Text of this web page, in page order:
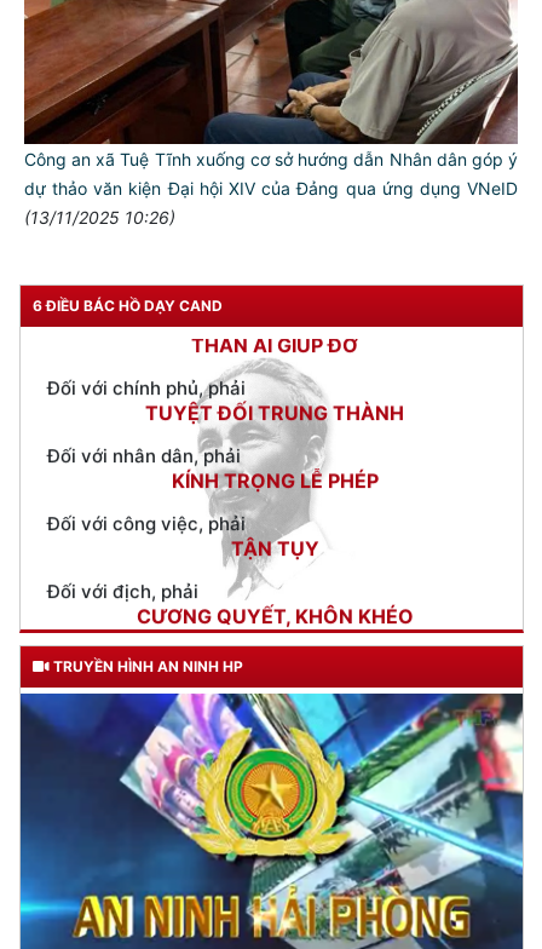
Công an xã Tuệ Tĩnh xuống cơ sở hướng dẫn Nhân dân góp ý
dự thảo văn kiện Đại hội XIV của Đảng qua ứng dụng VNeID
(13/11/2025 10:26)
6 ĐIỀU BÁC HỒ DẠY CAND
TƯ CÁCH
NGƯỜI CÔNG AN CÁCH MỆNH LÀ:
Đối với tự mình, phải
CẦN, KIỆM, LIÊM, CHÍNH
Đối với đồng sự, phải
Đối với chính phủ, phải
TUYỆT ĐỐI TRUNG THÀNH
Đối với nhân dân, phải
KÍNH TRỌNG LỄ PHÉP
Đối với công việc, phải
TẬN TỤY
CƯƠNG QUYẾT, KHÔN KHÉO
Trích thư Chủ tịch Hồ Chí Minh
gửi Công an Khu XII,
ngày 11 tháng 3 năm 1948.
TRUYỀN HÌNH AN NINH HP